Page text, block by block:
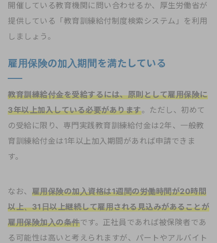
開催している教育機関に問い合わせるか、厚生労働省が
提供している「教育訓練給付制度検索システム」を利用
しましょう。
雇用保険の加入期間を満たしている
教育訓練給付金を受給するには、原則として雇用保険に
3年以上加入している必要があります。ただし、初めて
の受給に限り、専門実践教育訓練給付金は2年、一般教
育訓練給付金は1年以上加入期間があれば申請できま
す。
なお、 雇用保険の加入資格は1週間の労働時間が20時間
以上、31日以上継続して雇用される見込みがあることが
雇用保険加入の条件です。正社員であれば被保険者であ
る可能性は高いと考えられますが、パートやアルバイト